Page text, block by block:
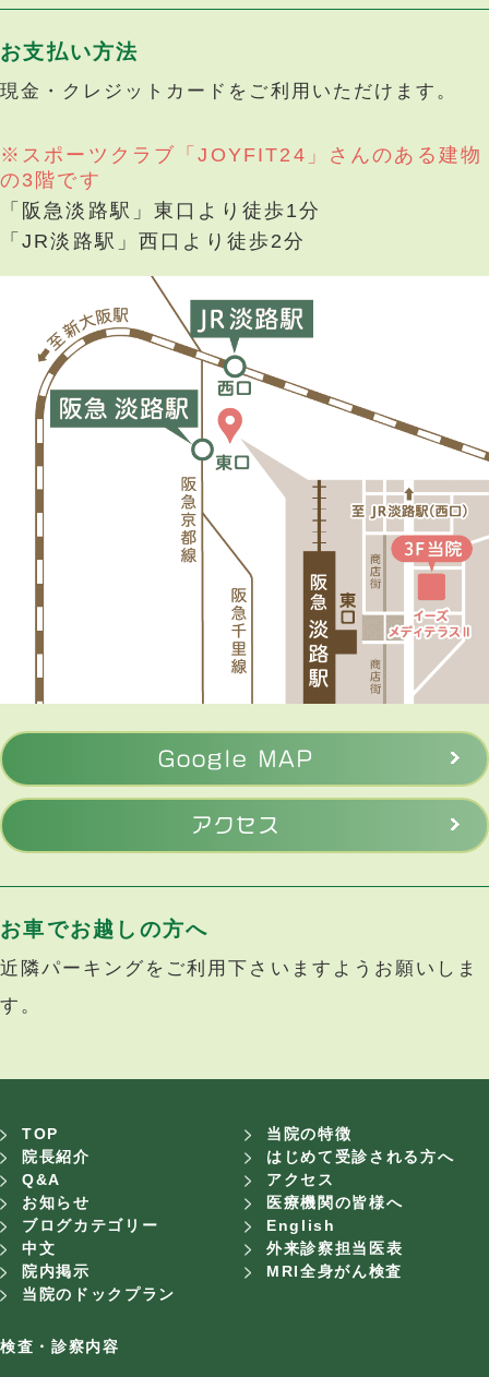
お支払い方法
現金・クレジットカードをご利用いただけます。
※スポーツクラブ「JOYFIT24」さんのある建物
の3階です
「阪急淡路駅」東口より徒歩1分
「JR淡路駅」西口より徒歩2分
Google MAP
アクセス
お車でお越しの方へ
近隣パーキングをご利用下さいますようお願いしま
す。
TOP
当院の特徴
院長紹介
はじめて受診される方へ
Q&A
アクセス
お知らせ
医療機関の皆様へ
ブログカテゴリー
English
中文
外来診察担当医表
院内掲示
MRI全身がん検査
当院のドックプラン
検査・診察内容